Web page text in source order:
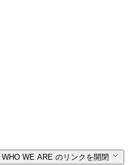
WHO WE ARE のリンクを開閉